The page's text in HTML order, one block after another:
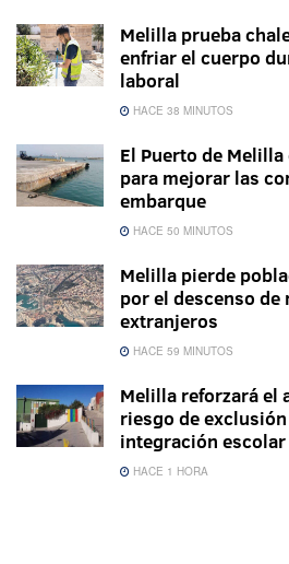
Melilla prueba
enfriar el cuerpo
laboral
HACE 38 MINUTOS
El Puerto de
para mejorar las
embarque
HACE 50 MINUTOS
Melilla pierde
por el descenso de
extranjeros
HACE 59 MINUTOS
Melilla reforzará el
riesgo de
integración
HACE 1 HORA